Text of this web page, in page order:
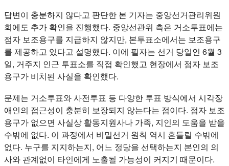
답변이 충분하지 않다고 판단한 본 기자는 중앙선거관리위원
회에도 추가 확인을 진행했다. 중앙선관위 측은 거소투표에는
점자 보조용구를 지급하지 않지만, 본투표소에서는 보조용구
를 제공하고 있다고 설명했다. 이에 필자는 선거 당일인 6월 3
일, 거주지 인근 투표소를 직접 확인했고 현장에서 점자 보조
용구가 비치된 사실을 확인했다.
문제는 거소투표와 사전투표 등 다양한 투표 방식에서 시각장
애인의 접근성이 충분히 보장되지 않는다는 점이다. 점자 보조
용구가 없으면 사실상 활동지원사나 가족, 지인의 도움을 받을
수밖에 없다. 이 과정에서 비밀선거 원칙 역시 흔들릴 수밖에
없다. 누구를 지지하는지, 어느 정당을 선택하는지 본인의 의
사와 관계없이 타인에게 노출될 가능성이 커지기 때문이다.